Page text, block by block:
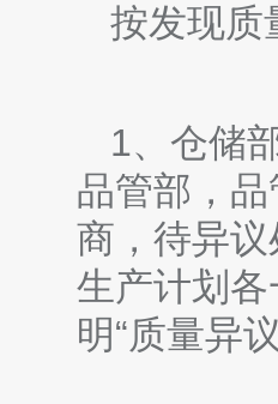
按发现质
1、仓储
品管部，
商，待异
生产计划
明“质量异